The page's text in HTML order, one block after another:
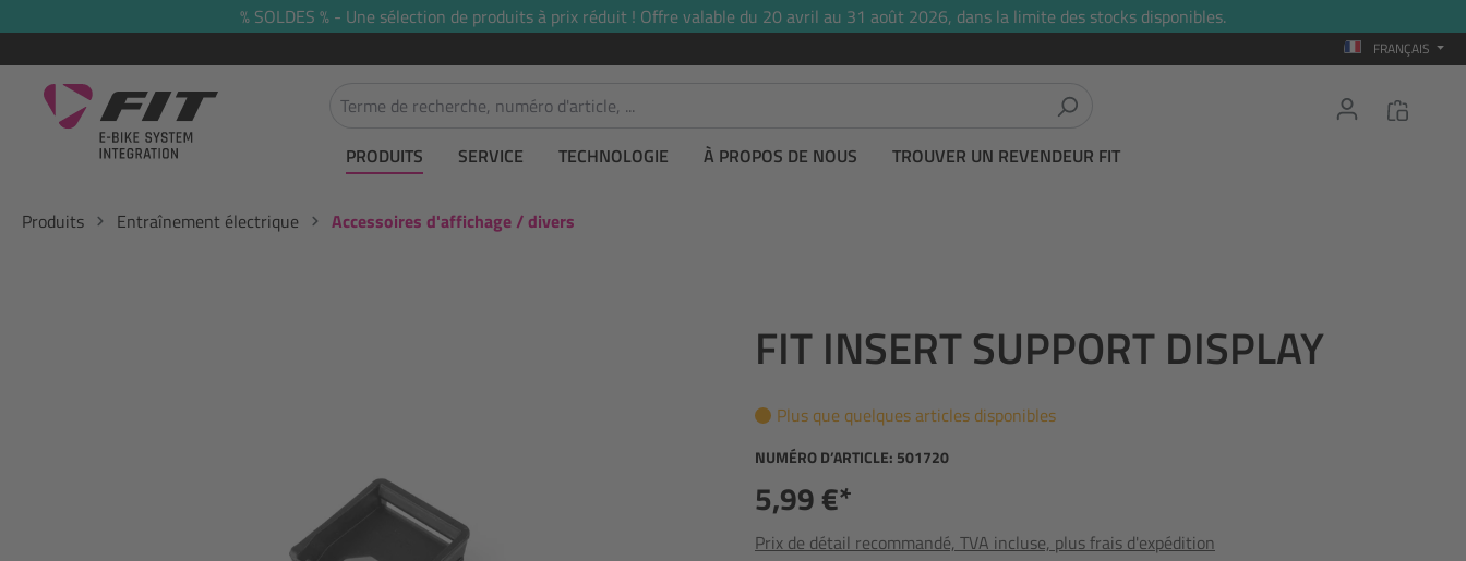
Passer à la navigation principale% SOLDES % - Une sélection de produits à prix réduit ! Offre valable du 20 avril au 31 août 2026, dans la limite des stocks disponibles.
FRANÇAIS
PRODUITS SERVICE TECHNOLOGIE À PROPOS DE NOUS TROUVER UN REVENDEUR FIT
Produits Entraînement électrique Accessoires d'affichage / divers
FIT INSERT SUPPORT DISPLAY
Plus que quelques articles disponibles
NUMÉRO D’ARTICLE: 501720
5,99 €*
Prix de détail recommandé, TVA incluse, plus frais d'expédition